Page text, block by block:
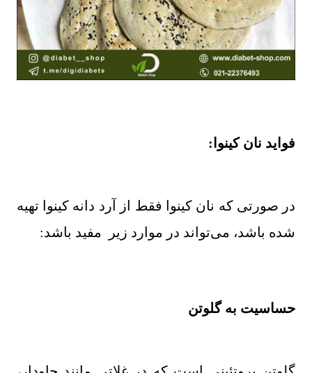
فواید نان کینوا:
در صورتی که نان کینوا فقط از آرد دانه کینوا تهیه
شده باشد، می‌تواند در موارد زیر مفید باشد:
حساسیت به گلوتن